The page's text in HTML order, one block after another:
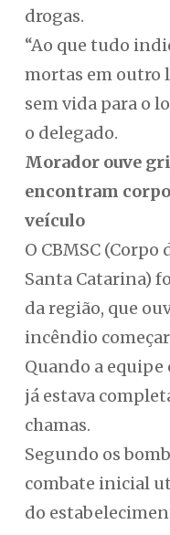
drogas.
“Ao que tudo
mortas em outro
sem vida para o
o delegado.
Morador ouve
encontram
veículo
O CBMSC
Santa Catarina)
da região, que
incêndio
Quando a equipe
já estava
chamas.
Segundo os
combate inicial
do